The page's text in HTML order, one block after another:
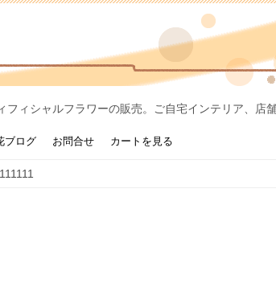
フィシャルフラワーの販売。ご自宅インテリア、店
ブログ お問合せ カートを見る